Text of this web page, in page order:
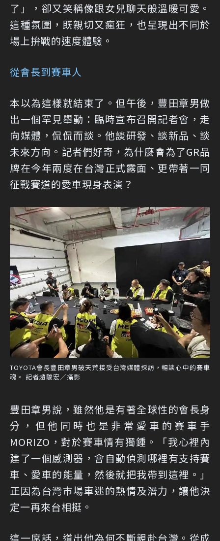
了」，卻又笑稱像跟女兒聊天般溫暖可愛。
這種氛圍，既親切又瘋狂，也呈現出不同於
場上拚戰的速度體驗。
從會長到賽車人
本以為這樣就結束了。但午後，豐田章男做
出一個罕見舉動：臨時宣布召開記者會，走
向媒體，侃侃而談。他談研發、談新品、談
未來方向。記者們好奇，為什麼會為了GR品
牌在今年兩度在台灣正式露面、更帶著一同
征戰賽道的愛車現身表演？
TOYOTA會長豐田章男破天荒接受台灣媒體採訪，暢談心中的賽車
魂。 記者趙駿宏／攝影
豐田章男說，雖然他是有著全球性的會長身
分，但他同時也是非常愛車的賽車手
MORIZO，對於賽車情有獨鍾。「我心裡內
建了一個感測器，會自動偵測哪裡有支持賽
車、愛車的能量，然後就把我帶到這裡。」
正因為台灣市場車迷的熱情及潛力，讓他決
定一再來台相挺。
這一席話，道出他為何不斷親赴台灣。從成